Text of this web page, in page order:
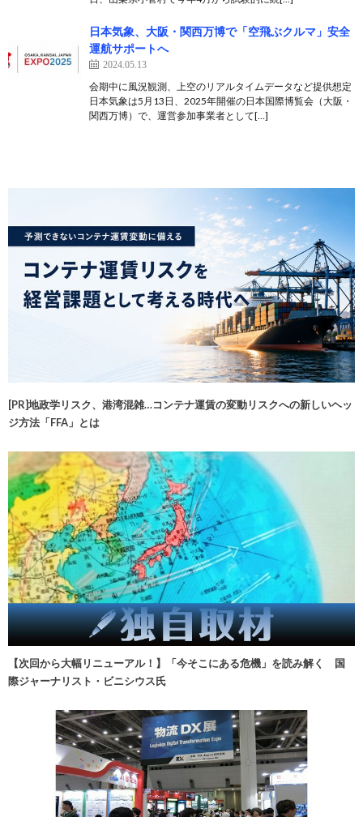
日本気象、大阪・関西万博で「空飛ぶクルマ」安全
運航サポートへ
2024.05.13
会期中に風況観測、上空のリアルタイムデータなど提供想定
日本気象は5月13日、2025年開催の日本国際博覧会（大阪・
関西万博）で、運営参加事業者として[…]
[PR]地政学リスク、港湾混雑…コンテナ運賃の変動リスクへの新しいヘッ
ジ方法「FFA」とは
【次回から大幅リニューアル！】「今そこにある危機」を読み解く 国
際ジャーナリスト・ビニシウス氏